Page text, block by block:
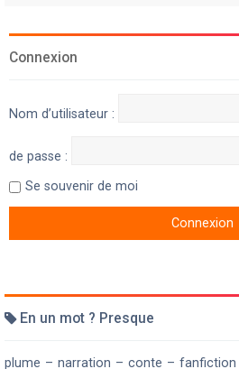
Connexion
Nom d’utilisateur :
de passe :
Se souvenir de moi
En un mot ? Presque
plume – narration – conte –